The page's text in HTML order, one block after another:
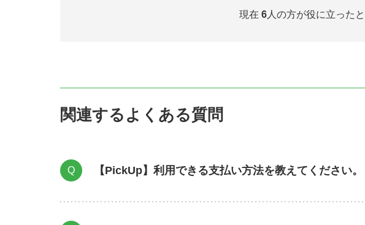
現在 6人の方が役に立った
関連するよくある質問
Q 【PickUp】利用できる支払い方法を教えてください。